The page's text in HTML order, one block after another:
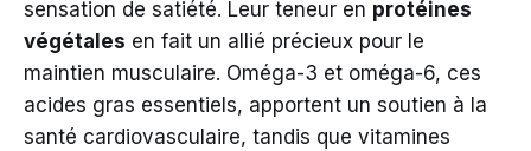
sensation de satiété. Leur teneur en protéines
végétales en fait un allié précieux pour le
maintien musculaire. Oméga-3 et oméga-6, ces
acides gras essentiels, apportent un soutien à la
santé cardiovasculaire, tandis que vitamines